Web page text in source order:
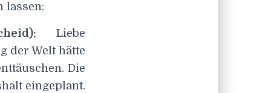
lassen:
Liebe
der Welt hätte
Die
eingeplant.